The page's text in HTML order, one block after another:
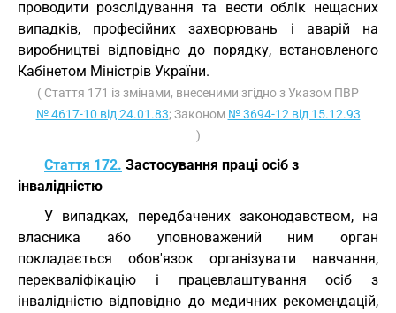
проводити розслідування та вести облік нещасних
випадків, професійних захворювань і аварій на
виробництві відповідно до порядку, встановленого
Кабінетом Міністрів України.
( Стаття 171 із змінами, внесеними згідно з Указом ПВР
№ 4617-10 від 24.01.83; Законом № 3694-12 від 15.12.93
)
Стаття 172. Застосування праці осіб з
інвалідністю
У випадках, передбачених законодавством, на
власника або уповноважений ним орган
покладається обов'язок організувати навчання,
перекваліфікацію і працевлаштування осіб з
інвалідністю відповідно до медичних рекомендацій,